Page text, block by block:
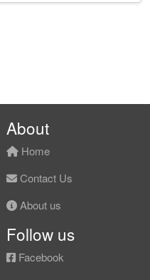
About
Home
Contact Us
About us
Follow us
Facebook